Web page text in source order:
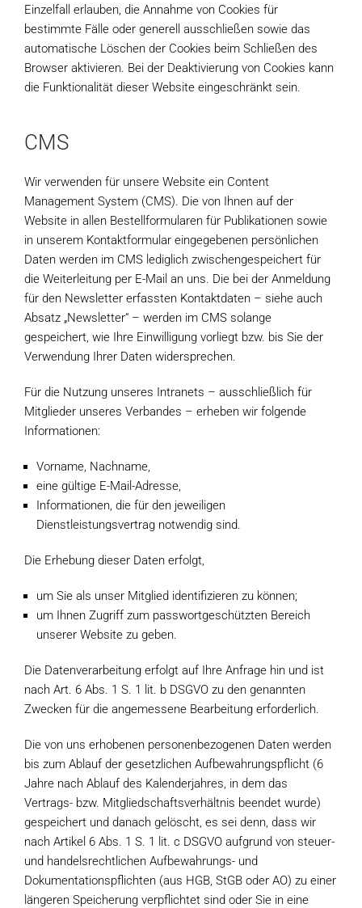
Einzelfall erlauben, die Annahme von Cookies für
bestimmte Fälle oder generell ausschließen sowie das
automatische Löschen der Cookies beim Schließen des
Browser aktivieren. Bei der Deaktivierung von Cookies kann
die Funktionalität dieser Website eingeschränkt sein.
CMS
Wir verwenden für unsere Website ein Content
Management System (CMS). Die von Ihnen auf der
Website in allen Bestellformularen für Publikationen sowie
in unserem Kontaktformular eingegebenen persönlichen
Daten werden im CMS lediglich zwischengespeichert für
die Weiterleitung per E-Mail an uns. Die bei der Anmeldung
für den Newsletter erfassten Kontaktdaten – siehe auch
Absatz „Newsletter“ – werden im CMS solange
gespeichert, wie Ihre Einwilligung vorliegt bzw. bis Sie der
Verwendung Ihrer Daten widersprechen.
Für die Nutzung unseres Intranets – ausschließlich für
Mitglieder unseres Verbandes – erheben wir folgende
Informationen:
Vorname, Nachname,
eine gültige E-Mail-Adresse,
Informationen, die für den jeweiligen
Dienstleistungsvertrag notwendig sind.
Die Erhebung dieser Daten erfolgt,
um Sie als unser Mitglied identifizieren zu können;
um Ihnen Zugriff zum passwortgeschützten Bereich
unserer Website zu geben.
Die Datenverarbeitung erfolgt auf Ihre Anfrage hin und ist
nach Art. 6 Abs. 1 S. 1 lit. b DSGVO zu den genannten
Zwecken für die angemessene Bearbeitung erforderlich.
Die von uns erhobenen personenbezogenen Daten werden
bis zum Ablauf der gesetzlichen Aufbewahrungspflicht (6
Jahre nach Ablauf des Kalenderjahres, in dem das
Vertrags- bzw. Mitgliedschaftsverhältnis beendet wurde)
gespeichert und danach gelöscht, es sei denn, dass wir
nach Artikel 6 Abs. 1 S. 1 lit. c DSGVO aufgrund von steuer-
und handelsrechtlichen Aufbewahrungs- und
Dokumentationspflichten (aus HGB, StGB oder AO) zu einer
längeren Speicherung verpflichtet sind oder Sie in eine